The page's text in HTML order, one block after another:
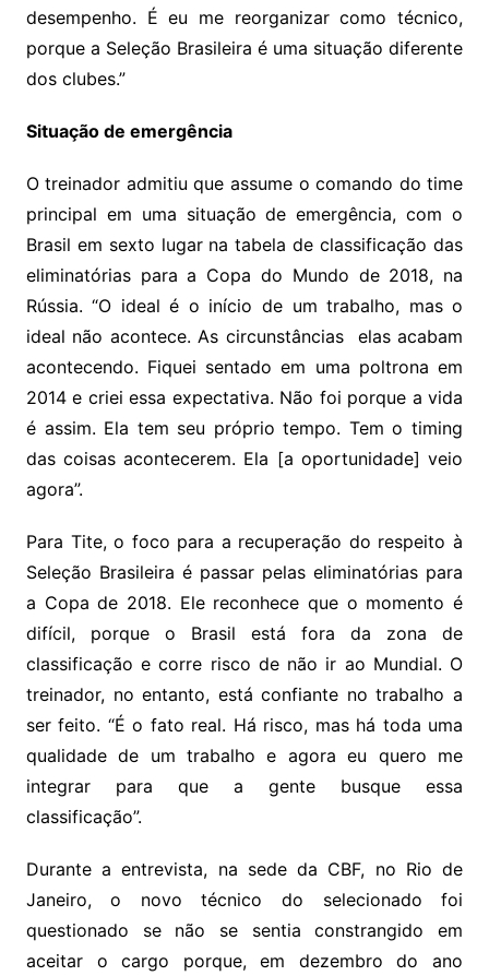
desempenho. É eu me reorganizar como técnico,
porque a Seleção Brasileira é uma situação diferente
dos clubes.”
Situação de emergência
O treinador admitiu que assume o comando do time
principal em uma situação de emergência, com o
Brasil em sexto lugar na tabela de classificação das
eliminatórias para a Copa do Mundo de 2018, na
Rússia. “O ideal é o início de um trabalho, mas o
ideal não acontece. As circunstâncias elas acabam
acontecendo. Fiquei sentado em uma poltrona em
2014 e criei essa expectativa. Não foi porque a vida
é assim. Ela tem seu próprio tempo. Tem o timing
das coisas acontecerem. Ela [a oportunidade] veio
agora”.
Para Tite, o foco para a recuperação do respeito à
Seleção Brasileira é passar pelas eliminatórias para
a Copa de 2018. Ele reconhece que o momento é
difícil, porque o Brasil está fora da zona de
classificação e corre risco de não ir ao Mundial. O
treinador, no entanto, está confiante no trabalho a
ser feito. “É o fato real. Há risco, mas há toda uma
qualidade de um trabalho e agora eu quero me
integrar para que a gente busque essa
classificação”.
Durante a entrevista, na sede da CBF, no Rio de
Janeiro, o novo técnico do selecionado foi
questionado se não se sentia constrangido em
aceitar o cargo porque, em dezembro do ano